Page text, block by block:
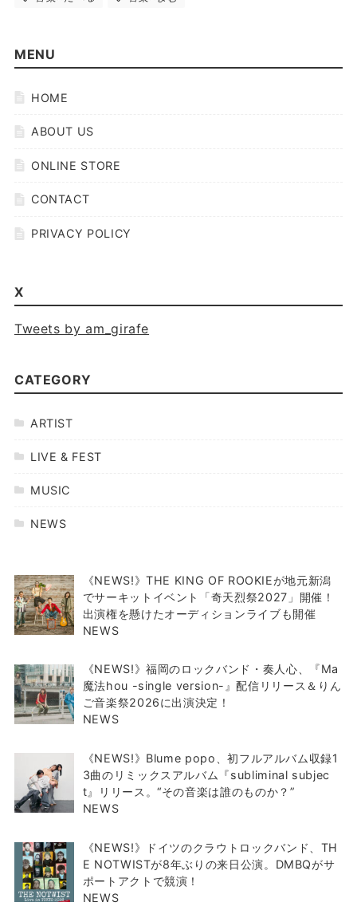
MENU
HOME
ABOUT US
ONLINE STORE
CONTACT
PRIVACY POLICY
X
Tweets by am_girafe
CATEGORY
ARTIST
LIVE & FEST
MUSIC
NEWS
《NEWS!》THE KING OF ROOKIEが地元新潟
でサーキットイベント「奇天烈祭2027」開催！
出演権を懸けたオーディションライブも開催
NEWS
《NEWS!》福岡のロックバンド・奏人心、『Ma
魔法hou -single version-』配信リリース＆りん
ご音楽祭2026に出演決定！
NEWS
《NEWS!》Blume popo、初フルアルバム収録1
3曲のリミックスアルバム『subliminal subjec
t』リリース。“その音楽は誰のものか？”
NEWS
《NEWS!》ドイツのクラウトロックバンド、TH
E NOTWISTが8年ぶりの来日公演。DMBQがサ
ポートアクトで競演！
NEWS